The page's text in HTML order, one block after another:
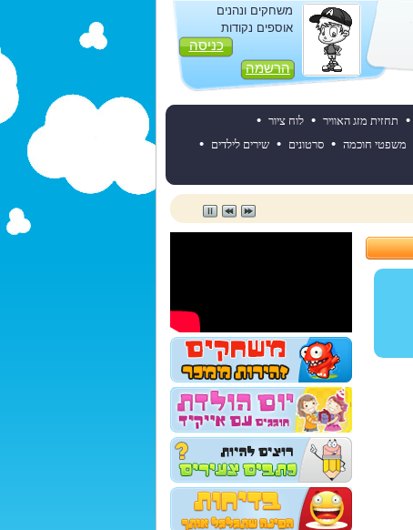
משחקים ונהנים
אוספים נקודות
כניסה
הרשמה
• תחזית מזג האוויר • לוח ציור •
משפטי חוכמה • סרטונים • שירים לילדים •